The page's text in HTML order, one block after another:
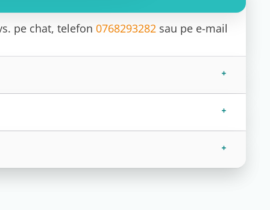
pe chat, telefon 0768293282 sau pe e-mail